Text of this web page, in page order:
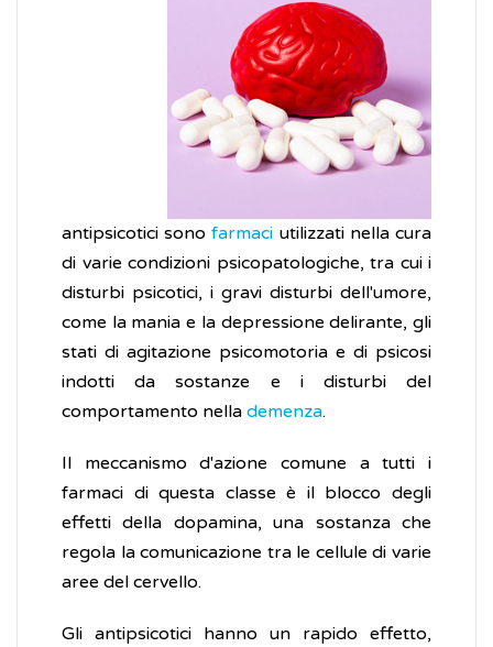
antipsicotici sonofarmaci utilizzati nella cura
di varie condizioni psicopatologiche, tra cui i
disturbi psicotici, i gravi disturbi dell'umore,
come la mania e la depressione delirante, gli
stati di agitazione psicomotoria e di psicosi
indotti da sostanze e i disturbi del
comportamento nella demenza.
Il meccanismo d'azione comune a tutti i
farmaci di questa classe è il blocco degli
effetti della dopamina, una sostanza che
regola la comunicazione tra le cellule di varie
aree del cervello.
Gli antipsicotici hanno un rapido effetto,